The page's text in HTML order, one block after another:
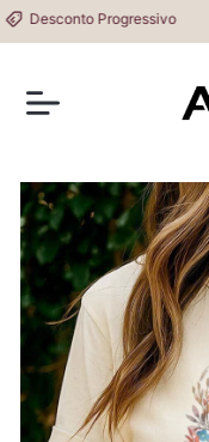
Desconto Progressivo